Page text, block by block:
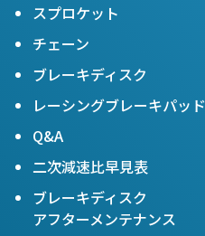
スプロケット
チェーン
ブレーキディスク
レーシングブレーキパッド
Q&A
二次減速比早見表
ブレーキディスク
アフターメンテナンス